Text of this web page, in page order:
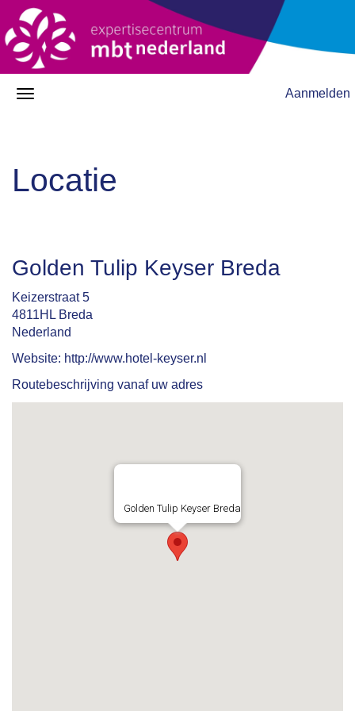
Aanmelden
Locatie
Golden Tulip Keyser Breda
Keizerstraat 5
4811HL Breda
Nederland
Website: http://www.hotel-keyser.nl
Routebeschrijving vanaf uw adres
Golden Tulip Keyser Breda